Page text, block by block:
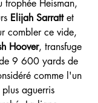
trophée Heisman,
Elijah Sarratt et
combler ce vide,
Hoover, transfuge
9 600 yards de
comme l'un
aguerris